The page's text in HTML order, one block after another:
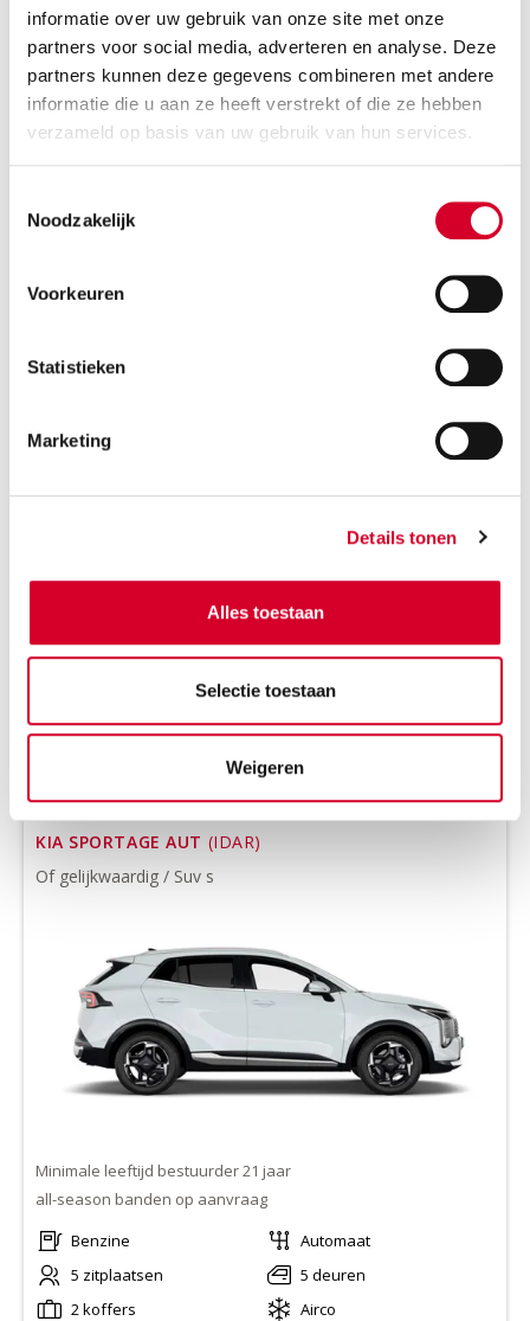
informatie over uw gebruik van onze site met onze
partners voor social media, adverteren en analyse. Deze
partners kunnen deze gegevens combineren met andere
informatie die u aan ze heeft verstrekt of die ze hebben
verzameld op basis van uw gebruik van hun services.
Noodzakelijk
Voorkeuren
Statistieken
Marketing
Details tonen
Alles toestaan
Selectie toestaan
Weigeren
Overzicht beschikbare auto's
Of gelijkwaardig / Stationwagen
Benzine
Handgeschakeld
5 deuren
3 koffers
Airco
KIA SPORTAGE AUT (IDAR)
Of gelijkwaardig / Suv s
Minimale leeftijd bestuurder 21 jaar
all-season banden op aanvraag
Benzine
Automaat
5 zitplaatsen
5 deuren
2 koffers
Airco